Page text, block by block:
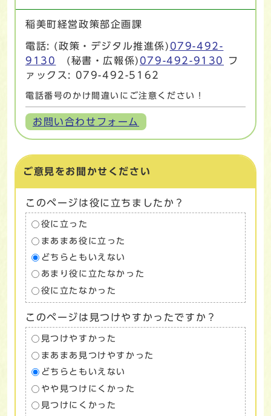
稲美町経営政策部企画課
電話: (政策・デジタル推進係) 079-492-
9130
(秘書・広報係) 079-492-9130
フ
ァックス: 079-492-5162
電話番号のかけ間違いにご注意ください！
お問い合わせフォーム
ご意見をお聞かせください
このページは役に立ちましたか？
役に立った
まあまあ役に立った
どちらともいえない
あまり役に立たなかった
役に立たなかった
このページは見つけやすかったですか？
見つけやすかった
まあまあ見つけやすかった
どちらともいえない
やや見つけにくかった
見つけにくかった